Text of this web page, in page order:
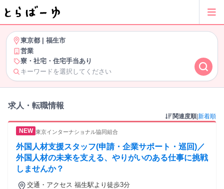
東京都
福生市
営業
寮・社宅・住宅手当あり
キーワードを選択してください
求人・転職情報
関連度順 新着順
東京インターナショナル協同組合
外国人材支援スタッフ(申請・企業サポート・巡回)／
外国人材の未来を支える、やりがいのある仕事に挑戦
しませんか？
交通・アクセス 福生駅より徒歩3分